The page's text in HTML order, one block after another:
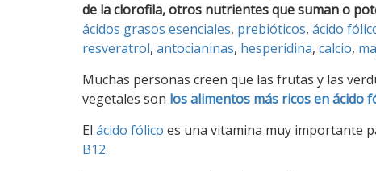
de la clorofila, otros nutrientes que suman o
ácidos grasos esenciales, prebióticos, ácido
resveratrol, antocianinas, hesperidina, calcio,
Muchas personas creen que las frutas y las
vegetales son los alimentos más ricos en ácido
El ácido fólico es una vitamina muy importante
B12.